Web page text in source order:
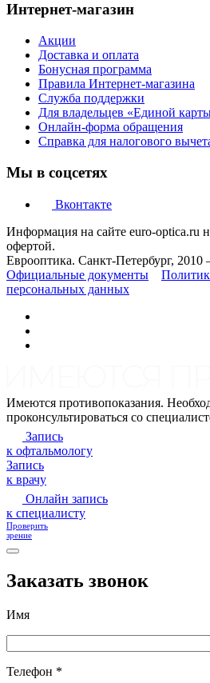
Интернет-магазин
Акции
Доставка и оплата
Бонусная программа
Правила Интернет-магазина
Служба поддержки
Для владельцев «Единой
Онлайн-форма обращения
Справка для налогового
Мы в соцсетях
Вконтакте
Информация на сайте euro-optica.ru
офертой.
Еврооптика. Санкт-Петербург,
Официальные документы
персональных данных
Имеются противопоказания.
проконсультироваться со
Запись
к офтальмологу
Запись
к врачу
Онлайн запись
к специалисту
Проверить
зрение
Заказать звонок
Имя
Телефон *